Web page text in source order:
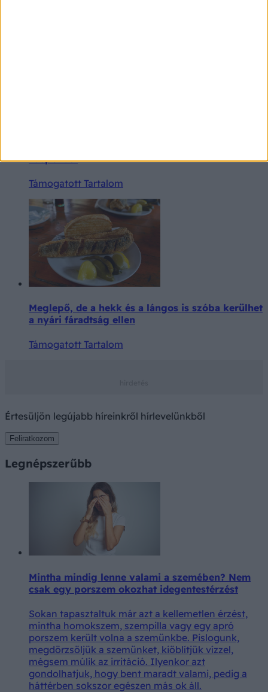
vaspótlást
Támogatott Tartalom
Meglepő, de a hekk és a lángos is szóba kerülhet
a nyári fáradtság ellen
Támogatott Tartalom
Értesüljön legújabb híreinkről hírlevelünkből
Feliratkozom
Legnépszerűbb
Mintha mindig lenne valami a szemében? Nem
csak egy porszem okozhat idegentestérzést
Sokan tapasztaltuk már azt a kellemetlen érzést,
mintha homokszem, szempilla vagy egy apró
porszem került volna a szemünkbe. Pislogunk,
megdörzsöljük a szemünket, kiöblítjük vízzel,
mégsem múlik az irritáció. Ilyenkor azt
gondolhatjuk, hogy bent maradt valami, pedig a
háttérben sokszor egészen más ok áll.